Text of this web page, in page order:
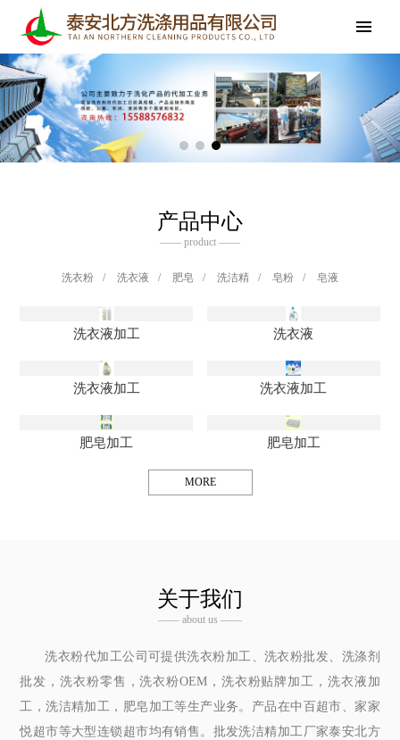
产品中心
—— product ——
洗衣粉 / 洗衣液 / 肥皂 / 洗洁精 / 皂粉 / 皂液
洗衣液加工 洗衣液
洗衣液加工 洗衣液加工
肥皂加工 肥皂加工
MORE
关于我们
—— about us ——
洗衣粉代加工公司可提供洗衣粉加工、洗衣粉批发、洗涤剂
批发，洗衣粉零售，洗衣粉OEM，洗衣粉贴牌加工，洗衣液加
工，洗洁精加工，肥皂加工等生产业务。产品在中百超市、家家
悦超市等大型连锁超市均有销售。批发洗洁精加工厂家泰安北方